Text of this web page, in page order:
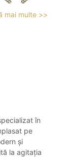
mai multe >>
în
pe
și
la agitația